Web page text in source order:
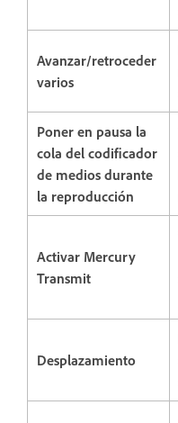
Avanzar/retroceder
varios
Poner en pausa la
cola del codificador
de medios durante
la reproducción
Activar Mercury
Transmit
Desplazamiento